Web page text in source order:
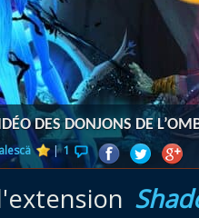
Races
alliées
des îles
DES DONJONS DE
| 1